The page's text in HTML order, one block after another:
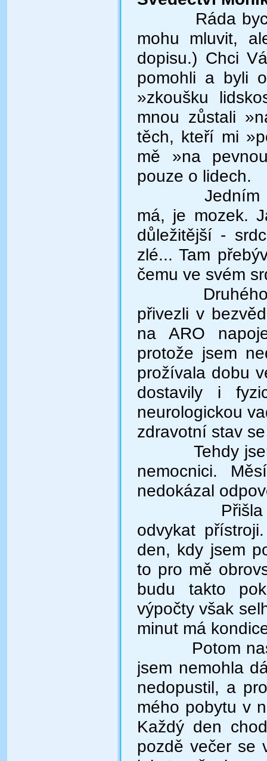
Ráda bych
mohu mluvit,
dopisu.) Chci
pomohli a byli
»zkoušku
mnou zůstali
těch, kteří mi
mě »na
pouze o lidech.
Jedním
má, je mozek.
důležitější -
zlé... Tam
čemu ve svém
přivezli v
na ARO
protože jsem
prožívala dobu
dostavily i
neurologickou
zdravotní stav
Tehdy
nemocnici.
nedokázal
odvykat
den, kdy jsem
to pro mě
budu takto
výpočty však
minut má
Potom
jsem nemohla
nedopustil, a
mého pobytu v
Každý den
pozdě večer se